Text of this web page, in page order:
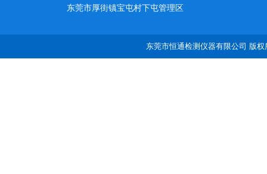
东莞市厚街镇宝屯村下屯管理区
东莞市恒通检测仪器有限公司 版